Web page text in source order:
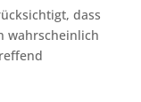
dass
wahrscheinlich